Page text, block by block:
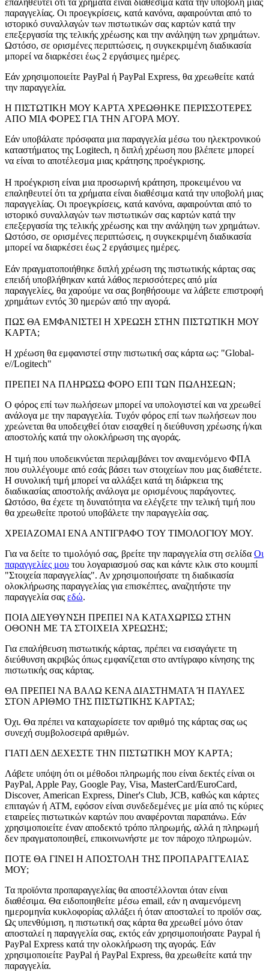
επαληθευτεί ότι τα χρήματα είναι διαθέσιμα κατά την υποβολή μιας
παραγγελίας. Οι προεγκρίσεις, κατά κανόνα, αφαιρούνται από το
ιστορικό συναλλαγών των πιστωτικών σας καρτών κατά την
επεξεργασία της τελικής χρέωσης και την ανάληψη των χρημάτων.
Ωστόσο, σε ορισμένες περιπτώσεις, η συγκεκριμένη διαδικασία
μπορεί να διαρκέσει έως 2 εργάσιμες ημέρες.
Εάν χρησιμοποιείτε PayPal ή PayPal Express, θα χρεωθείτε κατά
την παραγγελία.
Η ΠΙΣΤΩΤΙΚΗ ΜΟΥ ΚΑΡΤΑ ΧΡΕΩΘΗΚΕ ΠΕΡΙΣΣΟΤΕΡΕΣ
ΑΠΟ ΜΙΑ ΦΟΡΕΣ ΓΙΑ ΤΗΝ ΑΓΟΡΑ ΜΟΥ.
Εάν υποβάλατε πρόσφατα μια παραγγελία μέσω του ηλεκτρονικού
καταστήματος της Logitech, η διπλή χρέωση που βλέπετε μπορεί
να είναι το αποτέλεσμα μιας κράτησης προέγκρισης.
Η προέγκριση είναι μια προσωρινή κράτηση, προκειμένου να
επαληθευτεί ότι τα χρήματα είναι διαθέσιμα κατά την υποβολή μιας
παραγγελίας. Οι προεγκρίσεις, κατά κανόνα, αφαιρούνται από το
ιστορικό συναλλαγών των πιστωτικών σας καρτών κατά την
επεξεργασία της τελικής χρέωσης και την ανάληψη των χρημάτων.
Ωστόσο, σε ορισμένες περιπτώσεις, η συγκεκριμένη διαδικασία
μπορεί να διαρκέσει έως 2 εργάσιμες ημέρες.
Εάν πραγματοποιήθηκε διπλή χρέωση της πιστωτικής κάρτας σας
επειδή υποβλήθηκαν κατά λάθος περισσότερες από μία
παραγγελίες, θα χαρούμε να σας βοηθήσουμε να λάβετε επιστροφή
χρημάτων εντός 30 ημερών από την αγορά.
ΠΩΣ ΘΑ ΕΜΦΑΝΙΣΤΕΙ Η ΧΡΕΩΣΗ ΣΤΗΝ ΠΙΣΤΩΤΙΚΗ ΜΟΥ
ΚΑΡΤΑ;
Η χρέωση θα εμφανιστεί στην πιστωτική σας κάρτα ως: "Global-
e//Logitech"
ΠΡΕΠΕΙ ΝΑ ΠΛΗΡΩΣΩ ΦΟΡΟ ΕΠΙ ΤΩΝ ΠΩΛΗΣΕΩΝ;
Ο φόρος επί των πωλήσεων μπορεί να υπολογιστεί και να χρεωθεί
ανάλογα με την παραγγελία. Τυχόν φόρος επί των πωλήσεων που
χρεώνεται θα υποδειχθεί όταν εισαχθεί η διεύθυνση χρέωσης ή/και
αποστολής κατά την ολοκλήρωση της αγοράς.
Η τιμή που υποδεικνύεται περιλαμβάνει τον αναμενόμενο ΦΠΑ
που συλλέγουμε από εσάς βάσει των στοιχείων που μας διαθέτετε.
Η συνολική τιμή μπορεί να αλλάξει κατά τη διάρκεια της
διαδικασίας αποστολής ανάλογα με ορισμένους παράγοντες.
Ωστόσο, θα έχετε τη δυνατότητα να ελέγξετε την τελική τιμή που
θα χρεωθείτε προτού υποβάλετε την παραγγελία σας.
ΧΡΕΙΑΖΟΜΑΙ ΕΝΑ ΑΝΤΙΓΡΑΦΟ ΤΟΥ ΤΙΜΟΛΟΓΙΟΥ ΜΟΥ.
Για να δείτε το τιμολόγιό σας, βρείτε την παραγγελία στη σελίδα Οι
παραγγελίες μου του λογαριασμού σας και κάντε κλικ στο κουμπί
"Στοιχεία παραγγελίας". Αν χρησιμοποιήσατε τη διαδικασία
ολοκλήρωσης παραγγελίας για επισκέπτες, αναζητήστε την
παραγγελία σας εδώ.
ΠΟΙΑ ΔΙΕΥΘΥΝΣΗ ΠΡΕΠΕΙ ΝΑ ΚΑΤΑΧΩΡΙΣΩ ΣΤΗΝ
ΟΘΟΝΗ ΜΕ ΤΑ ΣΤΟΙΧΕΙΑ ΧΡΕΩΣΗΣ;
Για επαλήθευση πιστωτικής κάρτας, πρέπει να εισαγάγετε τη
διεύθυνση ακριβώς όπως εμφανίζεται στο αντίγραφο κίνησης της
πιστωτικής σας κάρτας.
ΘΑ ΠΡΕΠΕΙ ΝΑ ΒΑΛΩ ΚΕΝΑ ΔΙΑΣΤΗΜΑΤΑ Ή ΠΑΥΛΕΣ
ΣΤΟΝ ΑΡΙΘΜΟ ΤΗΣ ΠΙΣΤΩΤΙΚΗΣ ΚΑΡΤΑΣ;
Όχι. Θα πρέπει να καταχωρίσετε τον αριθμό της κάρτας σας ως
συνεχή συμβολοσειρά αριθμών.
ΓΙΑΤΙ ΔΕΝ ΔΕΧΕΣΤΕ ΤΗΝ ΠΙΣΤΩΤΙΚΗ ΜΟΥ ΚΑΡΤΑ;
Λάβετε υπόψη ότι οι μέθοδοι πληρωμής που είναι δεκτές είναι οι
PayPal, Apple Pay, Google Pay, Visa, MasterCard/EuroCard,
Discover, American Express, Diner's Club, JCB, καθώς και κάρτες
επιταγών ή ATM, εφόσον είναι συνδεδεμένες με μία από τις κύριες
εταιρείες πιστωτικών καρτών που αναφέρονται παραπάνω. Εάν
χρησιμοποιείτε έναν αποδεκτό τρόπο πληρωμής, αλλά η πληρωμή
δεν πραγματοποιηθεί, επικοινωνήστε με τον πάροχο πληρωμών.
ΠΟΤΕ ΘΑ ΓΙΝΕΙ Η ΑΠΟΣΤΟΛΗ ΤΗΣ ΠΡΟΠΑΡΑΓΓΕΛΙΑΣ
ΜΟΥ;
Τα προϊόντα προπαραγγελίας θα αποστέλλονται όταν είναι
διαθέσιμα. Θα ειδοποιηθείτε μέσω email, εάν η αναμενόμενη
ημερομηνία κυκλοφορίας αλλάξει ή όταν αποσταλεί το προϊόν σας.
Ως υπενθύμιση, η πιστωτική σας κάρτα θα χρεωθεί μόνο όταν
αποσταλεί η παραγγελία σας, εκτός εάν χρησιμοποιήσατε Paypal ή
PayPal Express κατά την ολοκλήρωση της αγοράς. Εάν
χρησιμοποιείτε PayPal ή PayPal Express, θα χρεωθείτε κατά την
παραγγελία.